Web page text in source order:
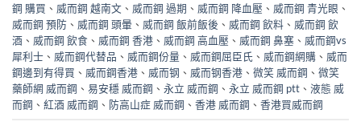
鋼 購買 、 威而鋼 越南文 、 威而鋼 過期 、 威而鋼 降血壓 、 威而鋼 青光眼 、
威而鋼 預防 、 威而鋼 頭暈 、 威而鋼 飯前飯後 、 威而鋼 飲料 、 威而鋼 飲
酒 、 威而鋼 飲食 、 威而鋼 香港 、 威而鋼 高血壓 、 威而鋼 鼻塞 、 威而鋼vs
犀利士 、 威而鋼代替品 、 威而鋼份量 、 威而鋼屈臣氏 、 威而鋼網購 、 威而
鋼邊到有得買 、 威而鋼香港 、 威而钢 、 威而钢香港 、 微笑 威而鋼 、 微笑
藥師網 威而鋼 、 易安穩 威而鋼 、 永立 威而鋼 、 永立 威而鋼 ptt 、 液態 威
而鋼 、 紅酒 威而鋼 、 防高山症 威而鋼 、 香港 威而鋼 、 香港買威而鋼